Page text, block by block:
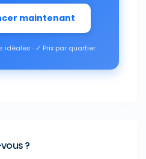
maintenant
idéales · ✓ Prix par quartier
?